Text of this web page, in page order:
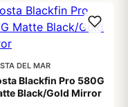
DEL MAR
Blackfin Pro 580G
Black/Gold Mirror